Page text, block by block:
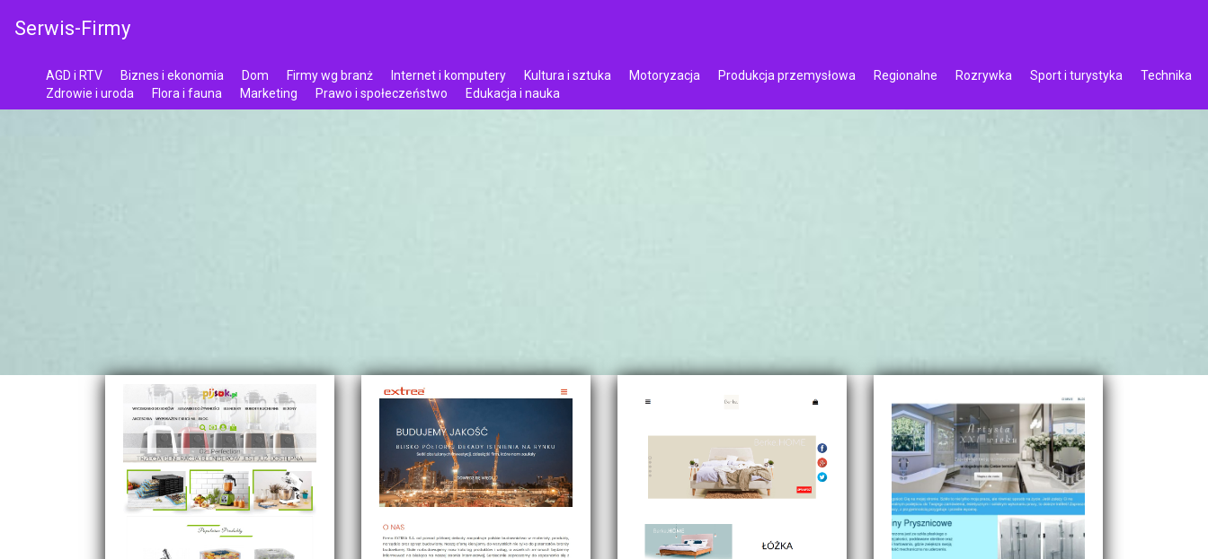
Serwis-Firmy
AGD i RTV Biznes i ekonomia Dom Firmy wg branż Internet i komputery Kultura i sztuka Motoryzacja Produkcja przemysłowa Regionalne Rozrywka Sport i turystyka
Technika
Zdrowie i uroda
Flora i fauna Marketing Prawo i społeczeństwo Edukacja i nauka